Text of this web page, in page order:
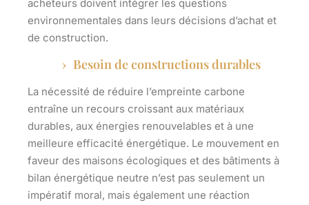
acheteurs doivent intégrer les questions
environnementales dans leurs décisions d’achat et
de construction.
Besoin de constructions durables
La nécessité de réduire l’empreinte carbone
entraîne un recours croissant aux matériaux
durables, aux énergies renouvelables et à une
meilleure efficacité énergétique. Le mouvement en
faveur des maisons écologiques et des bâtiments à
bilan énergétique neutre n’est pas seulement un
impératif moral, mais également une réaction